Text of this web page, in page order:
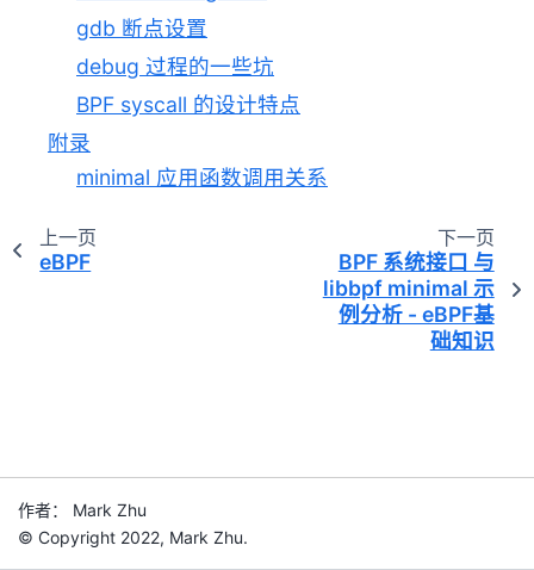
gdb 断点设置
debug 过程的一些坑
BPF syscall 的设计特点
附录
minimal 应用函数调用关系
上一页
eBPF
下一页
BPF 系统接口 与
libbpf minimal 示
例分析 - eBPF基
础知识
作者： Mark Zhu
© Copyright 2022, Mark Zhu.